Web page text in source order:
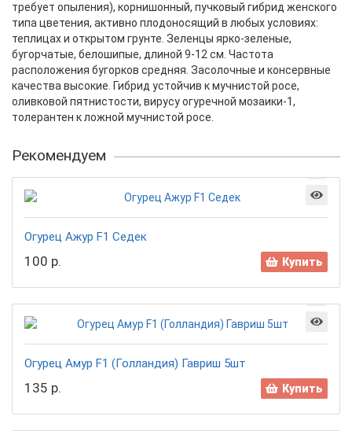
требует опыления), корнишонный, пучковый гибрид женского
типа цветения, активно плодоносящий в любых условиях:
теплицах и открытом грунте. Зеленцы ярко-зеленые,
бугорчатые, белошипые, длиной 9-12 см. Частота
расположения бугорков средняя. Засолочные и консервные
качества высокие. Гибрид устойчив к мучнистой росе,
оливковой пятнистости, вирусу огуречной мозаики-1,
толерантен к ложной мучнистой росе.
Рекомендуем
Огурец Ажур F1 Седек
100 р. Купить
Огурец Амур F1 (Голландия) Гавриш 5шт
135 р. Купить